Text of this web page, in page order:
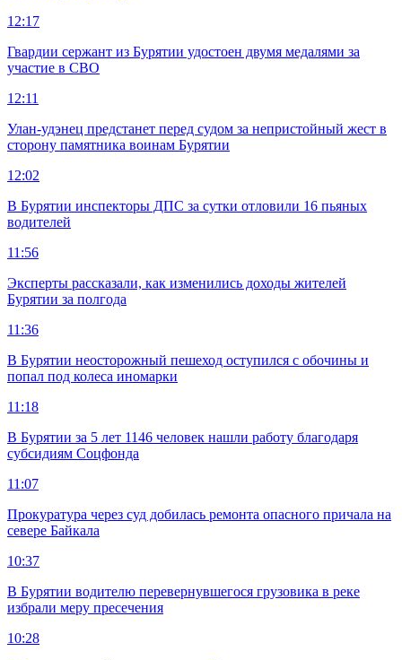
12:17
Гвардии сержант из Бурятии удостоен двумя медалями за
участие в СВО
12:11
Улан-удэнец предстанет перед судом за непристойный жест в
сторону памятника воинам Бурятии
12:02
В Бурятии инспекторы ДПС за сутки отловили 16 пьяных
водителей
11:56
Эксперты рассказали, как изменились доходы жителей
Бурятии за полгода
11:36
В Бурятии неосторожный пешеход оступился с обочины и
попал под колеса иномарки
11:18
В Бурятии за 5 лет 1146 человек нашли работу благодаря
субсидиям Соцфонда
11:07
Прокуратура через суд добилась ремонта опасного причала на
севере Байкала
10:37
В Бурятии водителю перевернувшегося грузовика в реке
избрали меру пресечения
10:28